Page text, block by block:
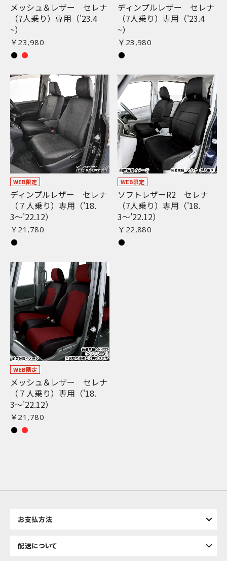
メッシュ＆レザー セレナ
（7人乗り）専用（'23.4
~）
￥23,980
ディンプルレザー セレナ
（7人乗り）専用（'23.4
~）
￥23,980
WEB限定
ディンプルレザー セレナ
（７人乗り）専用（'18.
3〜'22.12）
￥21,780
WEB限定
ソフトレザーR2 セレナ
（7人乗り）専用（'18.
3〜'22.12）
￥22,880
WEB限定
メッシュ＆レザー セレナ
（７人乗り）専用（'18.
3〜'22.12）
￥21,780
お買い物を続ける カートへ進む
お支払方法
配送について